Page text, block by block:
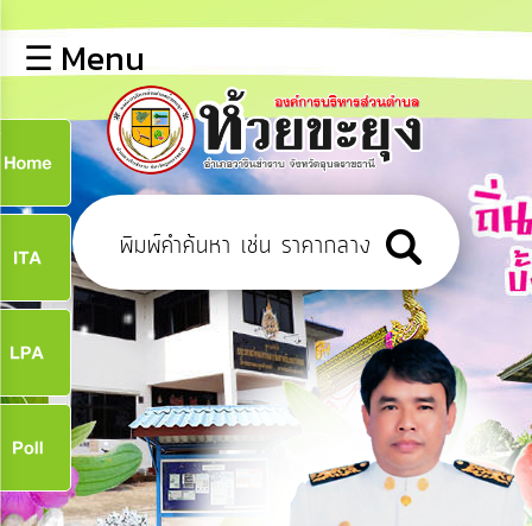
หลัก
ข้อมูล
พื้น
ฐาน
บุคลากร
ข่าว
ประชาสัมพันธ์
การ
เผย
ข้อมูล
สาธารณะ
OIT
☰ Menu